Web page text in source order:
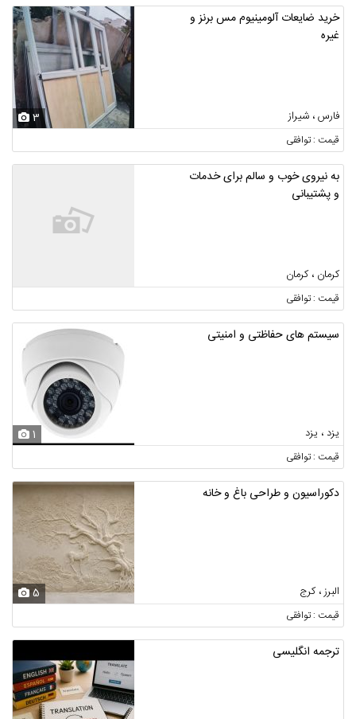
خرید ضایعات آلومینیوم مس برنز و
غیره
فارس ، شیراز 3
قیمت : توافقی
به نیروی خوب و سالم برای خدمات
و پشتیبانی
کرمان ، کرمان
قیمت : توافقی
سیستم های حفاظتی و امنیتی
یزد ، یزد 1
قیمت : توافقی
دکوراسیون و طراحی باغ و خانه
البرز ، کرج 5
قیمت : توافقی
ترجمه انگلیسی